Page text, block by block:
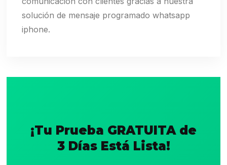
solución de mensaje programado whatsapp
iphone.
¡Tu Prueba GRATUITA de
3 Días Está Lista!